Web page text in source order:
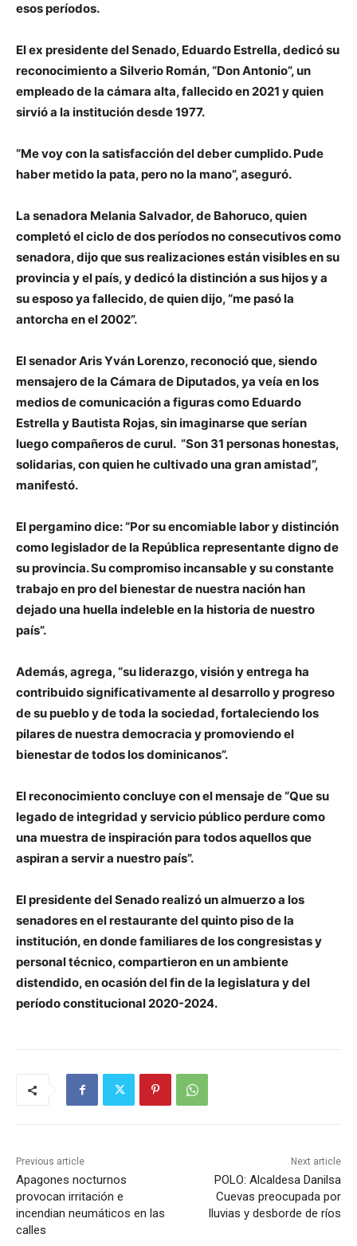
esos períodos.
El ex presidente del Senado, Eduardo Estrella, dedicó su
reconocimiento a Silverio Román, “Don Antonio”, un
empleado de la cámara alta, fallecido en 2021 y quien
sirvió a la institución desde 1977.
“Me voy con la satisfacción del deber cumplido. Pude
haber metido la pata, pero no la mano”, aseguró.
La senadora Melania Salvador, de Bahoruco, quien
completó el ciclo de dos períodos no consecutivos como
senadora, dijo que sus realizaciones están visibles en su
provincia y el país, y dedicó la distinción a sus hijos y a
su esposo ya fallecido, de quien dijo, “me pasó la
antorcha en el 2002”.
El senador Aris Yván Lorenzo, reconoció que, siendo
mensajero de la Cámara de Diputados, ya veía en los
medios de comunicación a figuras como Eduardo
Estrella y Bautista Rojas, sin imaginarse que serían
luego compañeros de curul. “Son 31 personas honestas,
solidarias, con quien he cultivado una gran amistad”,
manifestó.
El pergamino dice: “Por su encomiable labor y distinción
como legislador de la República representante digno de
su provincia. Su compromiso incansable y su constante
trabajo en pro del bienestar de nuestra nación han
dejado una huella indeleble en la historia de nuestro
país”.
Además, agrega, “su liderazgo, visión y entrega ha
contribuido significativamente al desarrollo y progreso
de su pueblo y de toda la sociedad, fortaleciendo los
pilares de nuestra democracia y promoviendo el
bienestar de todos los dominicanos”.
El reconocimiento concluye con el mensaje de “Que su
legado de integridad y servicio público perdure como
una muestra de inspiración para todos aquellos que
aspiran a servir a nuestro país”.
El presidente del Senado realizó un almuerzo a los
senadores en el restaurante del quinto piso de la
institución, en donde familiares de los congresistas y
personal técnico, compartieron en un ambiente
distendido, en ocasión del fin de la legislatura y del
período constitucional 2020-2024.
Previous article
Apagones nocturnos
provocan irritación e
incendian neumáticos en las
calles
Next article
POLO: Alcaldesa Danilsa
Cuevas preocupada por
lluvias y desborde de ríos